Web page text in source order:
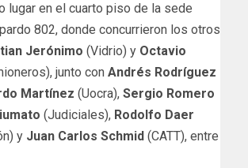
lugar en el cuarto piso de la sede
802, donde concurrieron los otros
Jerónimo (Vidrio) y Octavio
junto con Andrés Rodríguez
Martínez (Uocra), Sergio Romero
(Judiciales), Rodolfo Daer
y Juan Carlos Schmid (CATT), entre